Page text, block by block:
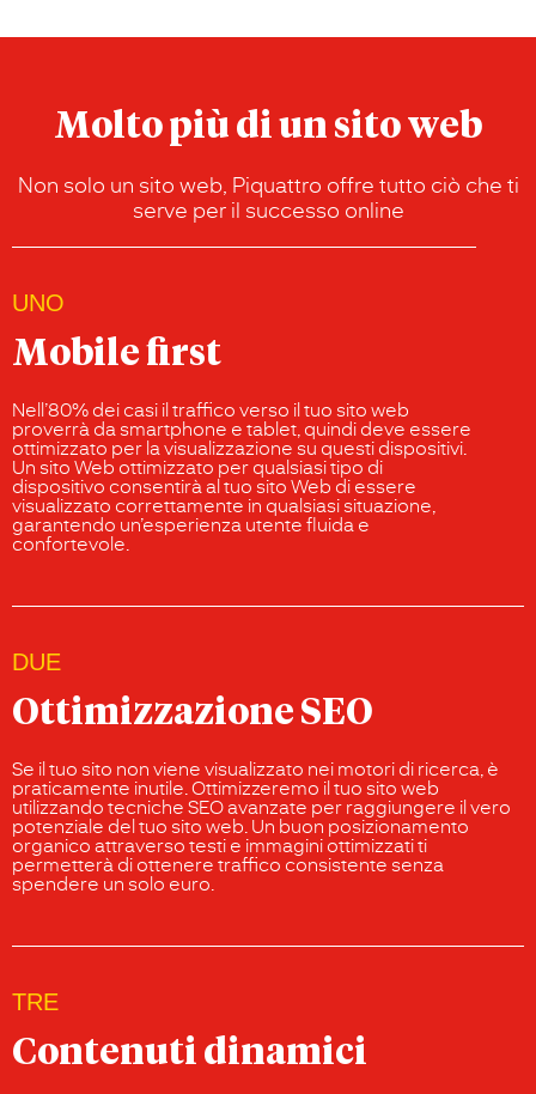
Molto più di un sito web
Non solo un sito web, Piquattro offre tutto ciò che ti
serve per il successo online
UNO
Mobile first
Nell’80% dei casi il traffico verso il tuo sito web
proverrà da smartphone e tablet, quindi deve essere
ottimizzato per la visualizzazione su questi dispositivi.
Un sito Web ottimizzato per qualsiasi tipo di
dispositivo consentirà al tuo sito Web di essere
visualizzato correttamente in qualsiasi situazione,
garantendo un’esperienza utente fluida e
confortevole.
DUE
Ottimizzazione SEO
Se il tuo sito non viene visualizzato nei motori di ricerca, è
praticamente inutile. Ottimizzeremo il tuo sito web
utilizzando tecniche SEO avanzate per raggiungere il vero
potenziale del tuo sito web. Un buon posizionamento
organico attraverso testi e immagini ottimizzati ti
permetterà di ottenere traffico consistente senza
spendere un solo euro.
TRE
Contenuti dinamici